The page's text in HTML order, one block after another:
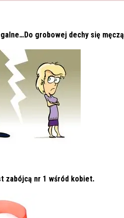
grobowej dechy się męczą
zabójcą nr 1 wśród kobiet.